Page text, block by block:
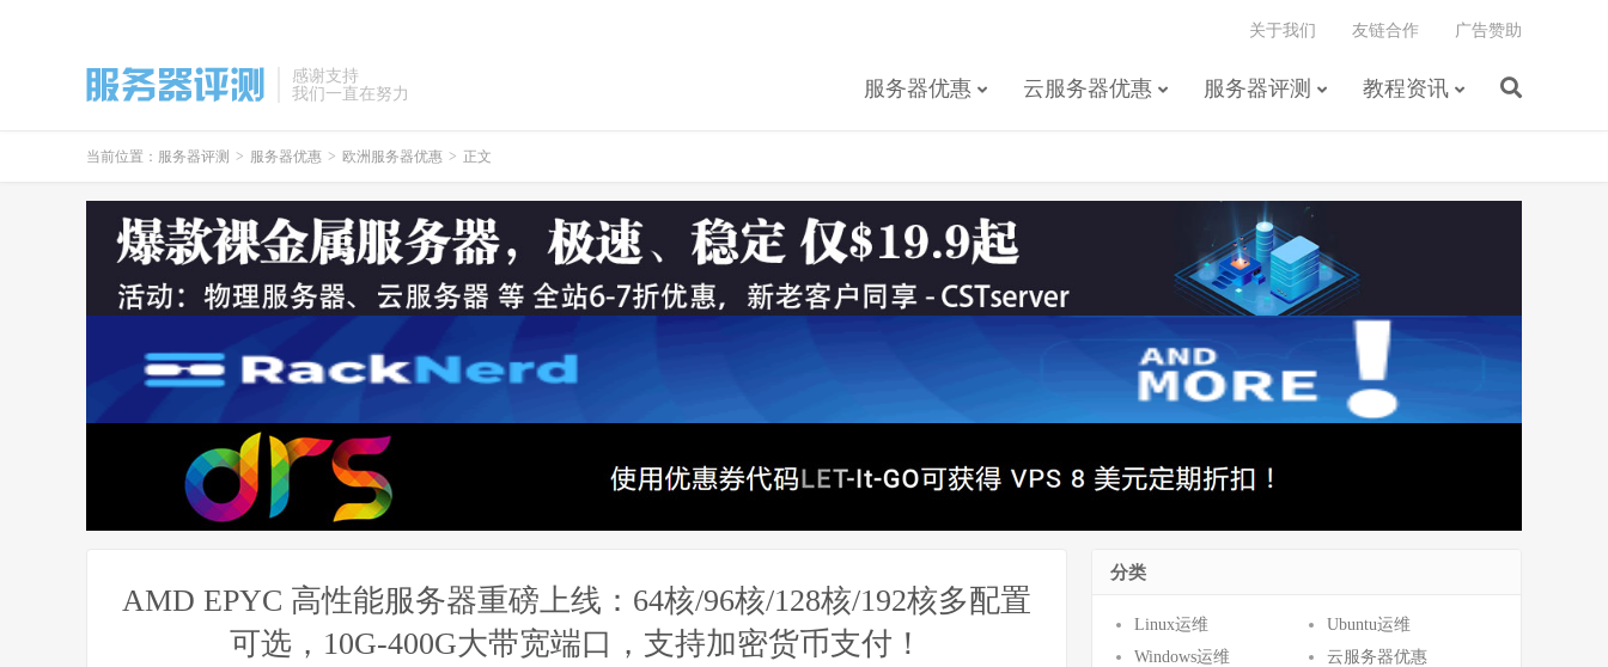
感谢支持
我们一直在努力
服务器优惠 云服务器优惠 服务器评测 教程资讯
关于我们 友链合作 广告赞助
当前位置： 服务器评测 > 服务器优惠 > 欧洲服务器优惠 > 正文
AMD EPYC 高性能服务器重磅上线：64核/96核/128核/192核多配置
可选，10G-400G大带宽端口，支持加密货币支付！
分类
Linux运维
Ubuntu运维
Windows运维
云服务器优惠